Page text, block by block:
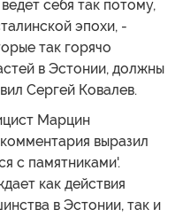
себя так потому,
эпохи, -
так горячо
в Эстонии, должны
Сергей Ковалев.
Марцин
выразил
с памятниками'.
как действия
в Эстонии, так и